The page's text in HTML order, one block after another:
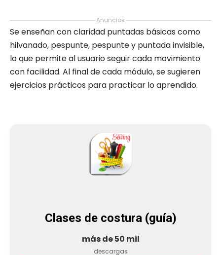
Anuncios
Se enseñan con claridad puntadas básicas como
hilvanado, pespunte, pespunte y puntada invisible,
lo que permite al usuario seguir cada movimiento
con facilidad. Al final de cada módulo, se sugieren
ejercicios prácticos para practicar lo aprendido.
Clases de costura (guía)
más de 50 mil
descargas